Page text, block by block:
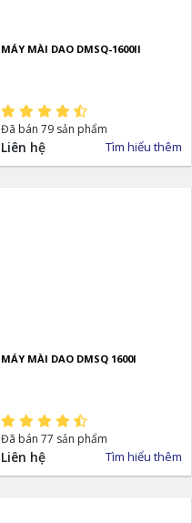
MÁY MÀI DAO DMSQ-1600II
Đã bán 79 sản phẩm
Liên hệ Tìm hiểu thêm
MÁY MÀI DAO DMSQ 1600I
Đã bán 77 sản phẩm
Liên hệ Tìm hiểu thêm